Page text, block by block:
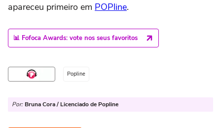
apareceu primeiro em POPline.
📊 Fofoca Awards: vote nos seus favoritos
Popline
Por: Bruna Cora / Licenciado de Popline